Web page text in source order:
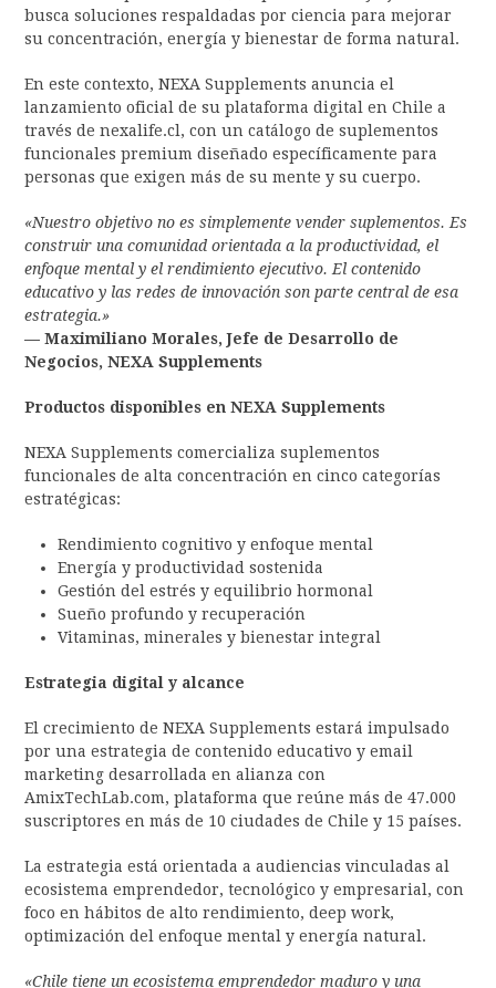
busca soluciones respaldadas por ciencia para mejorar
su concentración, energía y bienestar de forma natural.
En este contexto, NEXA Supplements anuncia el
lanzamiento oficial de su plataforma digital en Chile a
través de nexalife.cl, con un catálogo de suplementos
funcionales premium diseñado específicamente para
personas que exigen más de su mente y su cuerpo.
«Nuestro objetivo no es simplemente vender suplementos. Es
construir una comunidad orientada a la productividad, el
enfoque mental y el rendimiento ejecutivo. El contenido
educativo y las redes de innovación son parte central de esa
estrategia.»
— Maximiliano Morales, Jefe de Desarrollo de
Negocios, NEXA Supplements
Productos disponibles en NEXA Supplements
NEXA Supplements comercializa suplementos
funcionales de alta concentración en cinco categorías
estratégicas:
Rendimiento cognitivo y enfoque mental
Energía y productividad sostenida
Gestión del estrés y equilibrio hormonal
Sueño profundo y recuperación
Vitaminas, minerales y bienestar integral
Estrategia digital y alcance
El crecimiento de NEXA Supplements estará impulsado
por una estrategia de contenido educativo y email
marketing desarrollada en alianza con
AmixTechLab.com, plataforma que reúne más de 47.000
suscriptores en más de 10 ciudades de Chile y 15 países.
La estrategia está orientada a audiencias vinculadas al
ecosistema emprendedor, tecnológico y empresarial, con
foco en hábitos de alto rendimiento, deep work,
optimización del enfoque mental y energía natural.
«Chile tiene un ecosistema emprendedor maduro y una